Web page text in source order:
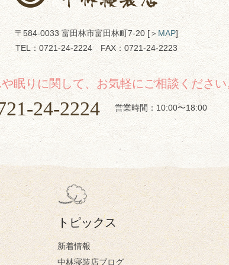
〒584-0033 富田林市富田林町7-20 [＞MAP]
TEL： 0721-24-2224 FAX：0721-24-2223
眠りに関して、お気軽にご相談ください
24-2224 営業時間：10:00〜18:00
トピックス
新着情報
中林寝装店ブログ